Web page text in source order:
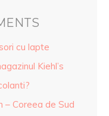
cu lapte
Kiehl’s
– Coreea de Sud